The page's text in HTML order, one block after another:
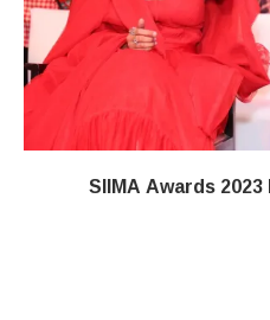
SIIMA Awards